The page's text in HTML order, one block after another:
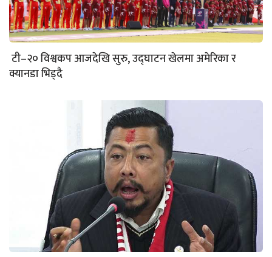
टी–२० विश्वकप आजदेखि सुरु, उद्घाटन खेलमा अमेरिका र
क्यानडा भिड्दै